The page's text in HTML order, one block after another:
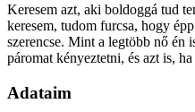
Keresem azt, aki boldoggá tud
keresem, tudom furcsa, hogy
szerencse. Mint a legtöbb nő én
páromat kényeztetni, és azt is,
Adataim